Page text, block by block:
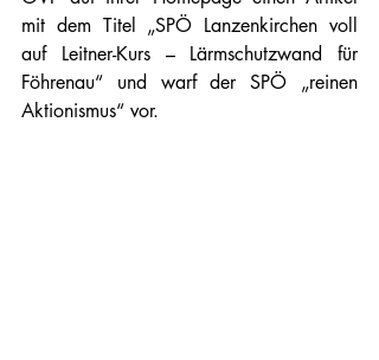
mit dem Titel „SPÖ Lanzenkirchen voll
auf Leitner-Kurs – Lärmschutzwand für
Föhrenau“ und warf der SPÖ „reinen
Aktionismus“ vor.